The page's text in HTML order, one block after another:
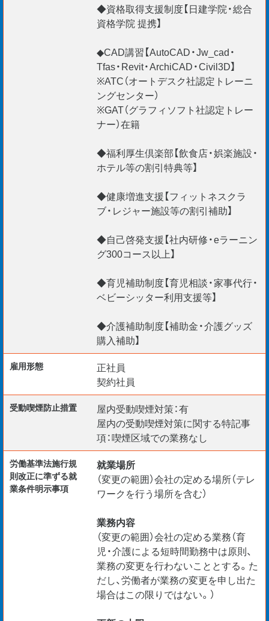
◆資格取得支援制度【日建学院・総合
資格学院 提携】
◆CAD講習【AutoCAD・Jw_cad・
Tfas・Revit・ArchiCAD・Civil3D】
※ATC（オートデスク社認定トレーニ
ングセンター）
※GAT（グラフィソフト社認定トレー
ナー）在籍
◆福利厚生倶楽部【飲食店・娯楽施設・
ホテル等の割引特典等】
◆健康増進支援【フィットネスクラ
ブ・レジャー施設等の割引補助】
◆自己啓発支援【社内研修・eラーニン
グ300コース以上】
◆育児補助制度【育児相談・家事代行・
ベビーシッター利用支援等】
◆介護補助制度【補助金・介護グッズ
購入補助】
雇用形態
正社員
契約社員
受動喫煙防⽌措置
屋内受動喫煙対策：有
屋内の受動喫煙対策に関する特記事
項：喫煙区域での業務なし
労働基準法施行規
則改正に準ずる就
業条件明示事項
就業場所
（変更の範囲）会社の定める場所（テレ
ワークを行う場所を含む）
業務内容
（変更の範囲）会社の定める業務（育
児・介護による短時間勤務中は原則、
業務の変更を行わないこととする。た
だし、労働者が業務の変更を申し出た
場合はこの限りではない。）